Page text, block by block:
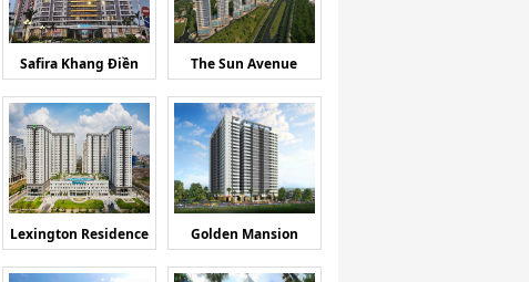
Safira Khang Điền The Sun Avenue
Lexington Residence Golden Mansion